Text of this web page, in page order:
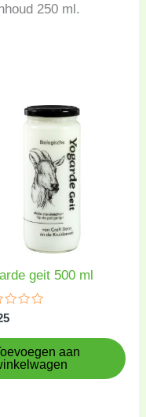
250 ml.
geit 500 ml
aan